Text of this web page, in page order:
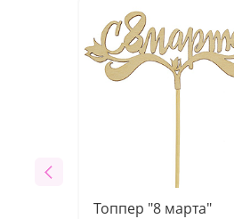
Топпер "8 марта"